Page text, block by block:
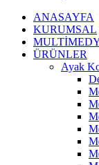
ANASAYFA
KURUMSAL
ÜRÜNLER
Ayak